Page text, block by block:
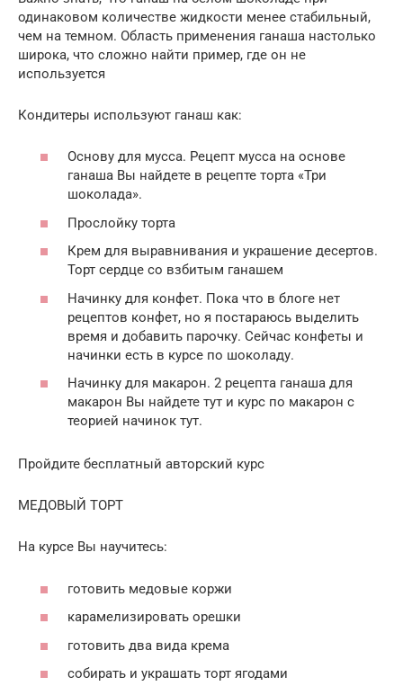
одинаковом количестве жидкости менее стабильный,
чем на темном. Область применения ганаша настолько
широка, что сложно найти пример, где он не
используется
Кондитеры используют ганаш как:
Основу для мусса. Рецепт мусса на основе
ганаша Вы найдете в рецепте торта «Три
шоколада».
Прослойку торта
Крем для выравнивания и украшение десертов.
Торт сердце со взбитым ганашем
Начинку для конфет. Пока что в блоге нет
рецептов конфет, но я постараюсь выделить
время и добавить парочку. Сейчас конфеты и
начинки есть в курсе по шоколаду.
Начинку для макарон. 2 рецепта ганаша для
макарон Вы найдете тут и курс по макарон с
теорией начинок тут.
Пройдите бесплатный авторский курс
МЕДОВЫЙ ТОРТ
На курсе Вы научитесь:
готовить медовые коржи
карамелизировать орешки
готовить два вида крема
собирать и украшать торт ягодами